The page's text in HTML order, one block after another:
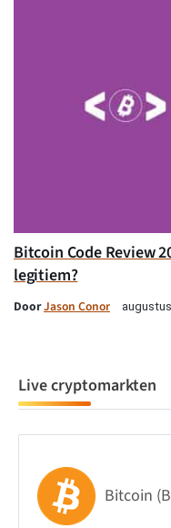
Bitcoin Code Review
legitiem?
DoorJason Conor
Live cryptomarkten
Bitcoin